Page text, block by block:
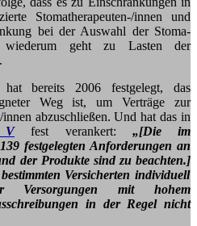
Stomatherapeuten-/innen und
bei der Auswahl der Stoma-
geht zu Lasten der
bereits 2006 festgelegt, das
Weg ist, um Verträge zur
abzuschließen. Und hat das in
Vfest verankert:
„[Die im
festgelegten Anforderungen an
der Produkte sind zu beachten.]
Versicherten individuell
Versorgungen mit hohem
in der Regel nicht